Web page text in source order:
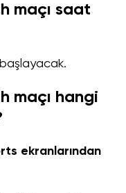
maçı saat
başlayacak.
maçı hangi
ekranlarından